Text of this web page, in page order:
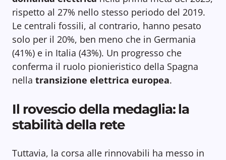
rispetto al 27% nello stesso periodo del 2019.
Le centrali fossili, al contrario, hanno pesato
solo per il 20%, ben meno che in Germania
(41%) e in Italia (43%). Un progresso che
conferma il ruolo pionieristico della Spagna
nella transizione elettrica europea.
Il rovescio della medaglia: la
stabilità della rete
Tuttavia, la corsa alle rinnovabili ha messo in